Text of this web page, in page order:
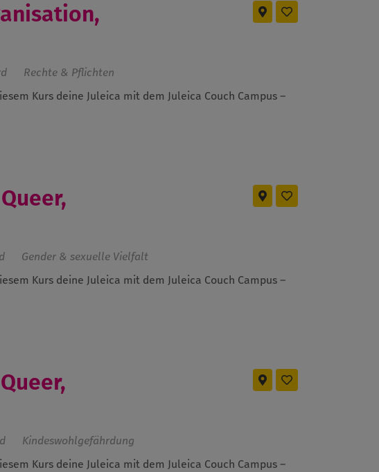
Rechte & Pflichten
Kurs deine Juleica mit dem Juleica Couch Campus –
Gender & sexuelle Vielfalt
Kurs deine Juleica mit dem Juleica Couch Campus –
Kindeswohlgefährdung
Kurs deine Juleica mit dem Juleica Couch Campus –